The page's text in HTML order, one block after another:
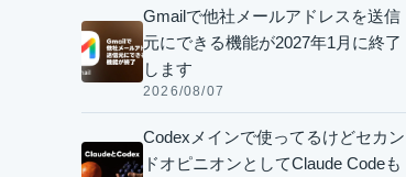
Gmailで他社メールアドレスを送信
元にできる機能が2027年1月に終了
します
2026/08/07
Codexメインで使ってるけどセカン
ドオピニオンとしてClaude Codeも